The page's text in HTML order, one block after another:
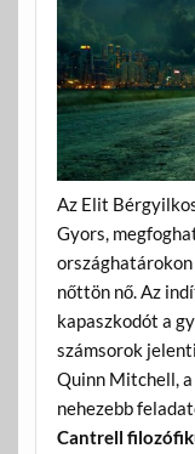
Az Elit
Gyors,
nőttön nő. Az
kapaszkodót a
számsorok
Quinn Mitchell,
nehezebb
Cantrell